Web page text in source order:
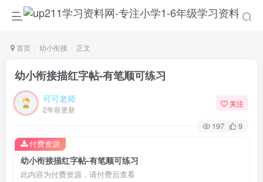
首页 幼小衔接 正文
幼小衔接描红字帖-有笔顺可练习
可可老师
2年前更新
关注
197 9
幼小衔接描红字帖-有笔顺可练习
此内容为付费资源，请付费后查看
付费资源